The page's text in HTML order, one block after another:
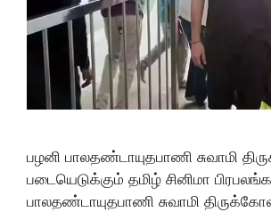
பழனி பாலதண்டாயுதபாணி சுவாமி
படையெடுக்கும் தமிழ் சினிமா
பாலதண்டாயுதபாணி சுவாமி